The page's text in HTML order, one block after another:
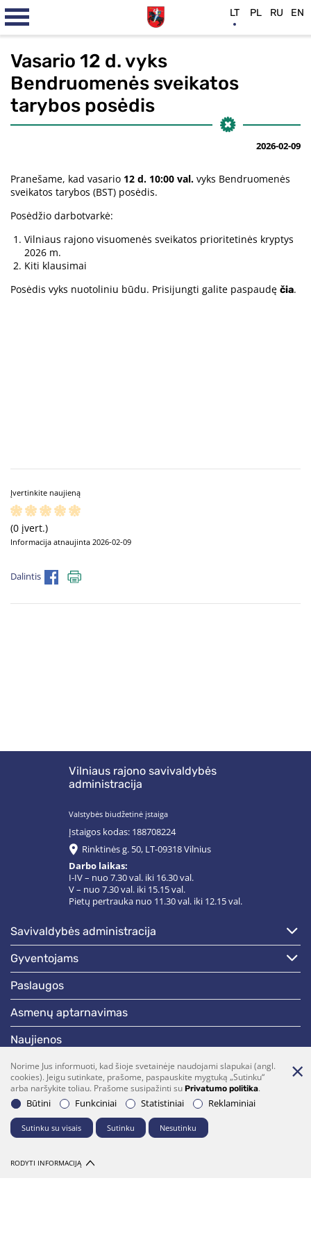
Vasario 12 d. vyks
Bendruomenės sveikatos
tarybos posėdis
2026-02-09
Pranešame, kad vasario 12 d. 10:00 val. vyks Bendruomenės
sveikatos tarybos (BST) posėdis.
Posėdžio darbotvarkė:
Vilniaus rajono visuomenės sveikatos prioritetinės kryptys
2026 m.
Kiti klausimai
Posėdis vyks nuotoliniu būdu. Prisijungti galite paspaudę čia.
Įvertinkite naujieną
(0 įvert.)
Informacija atnaujinta 2026-02-09
Dalintis
Vilniaus rajono savivaldybės
administracija
Valstybės biudžetinė įstaiga
Įstaigos kodas: 188708224
Rinktinės g. 50, LT-09318 Vilnius
Darbo laikas:
I-IV – nuo 7.30 val. iki 16.30 val.
V – nuo 7.30 val. iki 15.15 val.
Pietų pertrauka nuo 11.30 val. iki 12.15 val.
savivaldybės administracija
gyventojams
paslaugos
asmenų aptarnavimas
naujienos
skelbimai
darbotvarkės
Bendraukime
Norime Jus informuoti, kad šioje svetainėje naudojami slapukai (angl.
cookies). Jeigu sutinkate, prašome, paspauskite mygtuką „Sutinku“
arba naršykite toliau. Prašome susipažinti su Privatumo politika.
Būtini
Funkciniai Statistiniai Reklaminiai
Sutinku su visais Sutinku Nesutinku
RODYTI INFORMACIJĄ
LT PL RU EN